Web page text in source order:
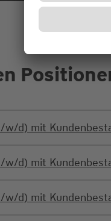
w/d) mit
w/d) mit
w/d) mit